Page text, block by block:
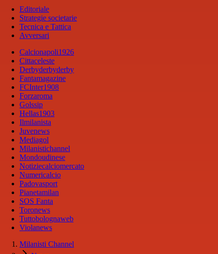
Editoriale
Strategie societarie
Tecnica e Tattica
Avversari
Calcionapoli1926
Cittaceleste
Derbyderbyderby
Fantamagazine
FCInter1908
Forzaroma
Golssip
Hellas1903
Ilmilanista
Juvenews
Mediagol
Milanistichannel
Mondoudinese
Notiziecalciomercato
Numericalcio
Padovasport
Pianetamilan
SOS Fanta
Toronews
Tuttobolognaweb
Violanews
Milanisti Channel